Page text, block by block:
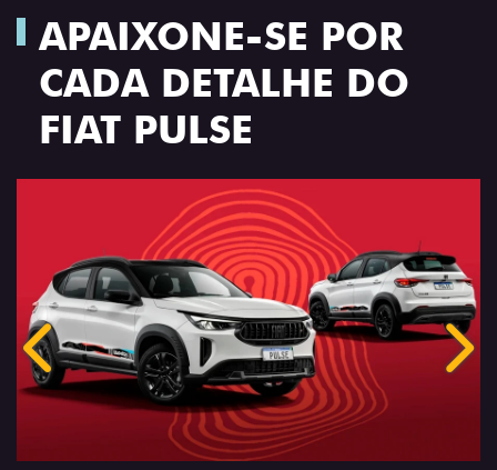
APAIXONE-SE POR
CADA DETALHE DO
FIAT PULSE
Anterior